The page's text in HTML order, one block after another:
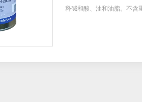
释碱和酸、油和油脂。不含